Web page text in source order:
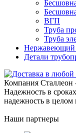
ВГП
Труба
Труба
Нержавеющий
Детали
Компания Сталлеон
Надежность в
надежность в целом
Наши партнеры